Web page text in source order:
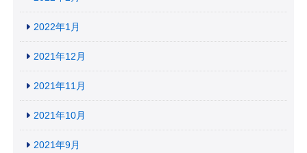
2022年1月
2021年12月
2021年11月
2021年10月
2021年9月